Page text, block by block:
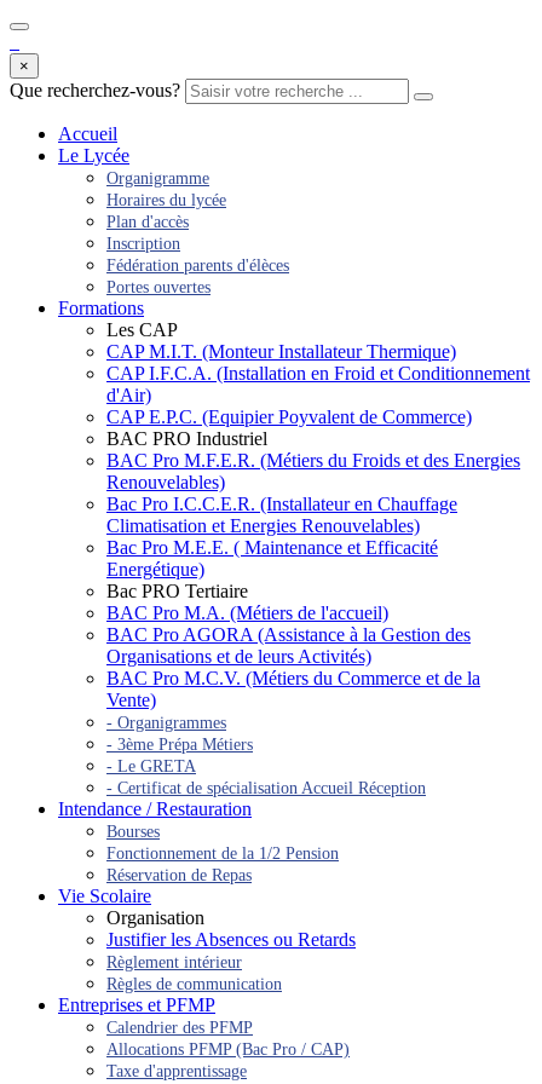
×
Que recherchez-vous?
Accueil
Le Lycée
Organigramme
Horaires du lycée
Plan d'accès
Inscription
Fédération parents d'élèces
Portes ouvertes
Formations
Les CAP
CAP M.I.T. (Monteur Installateur Thermique)
CAP I.F.C.A. (Installation en Froid et Conditionnement
d'Air)
CAP E.P.C. (Equipier Poyvalent de Commerce)
BAC PRO Industriel
BAC Pro M.F.E.R. (Métiers du Froids et des Energies
Renouvelables)
Bac Pro I.C.C.E.R. (Installateur en Chauffage
Climatisation et Energies Renouvelables)
Bac Pro M.E.E. ( Maintenance et Efficacité
Energétique)
Bac PRO Tertiaire
BAC Pro M.A. (Métiers de l'accueil)
BAC Pro AGORA (Assistance à la Gestion des
Organisations et de leurs Activités)
BAC Pro M.C.V. (Métiers du Commerce et de la
Vente)
- Organigrammes
- 3ème Prépa Métiers
- Le GRETA
- Certificat de spécialisation Accueil Réception
Intendance / Restauration
Bourses
Fonctionnement de la 1/2 Pension
Réservation de Repas
Vie Scolaire
Organisation
Justifier les Absences ou Retards
Règlement intérieur
Règles de communication
Entreprises et PFMP
Calendrier des PFMP
Allocations PFMP (Bac Pro / CAP)
Taxe d'apprentissage